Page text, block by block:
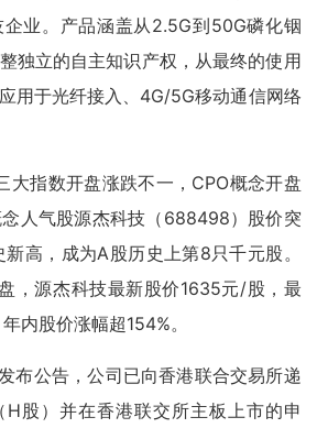
业。产品涵盖从2.5G到50G磷化铟
独立的自主知识产权，从最终的使用
用于光纤接入、4G/5G移动通信网络
大指数开盘涨跌不一，CPO概念开盘
人气股源杰科技（688498）股价突
高，成为A股历史上第8只千元股。
，源杰科技最新股价1635元/股，最
内股价涨幅超154%。
布公告，公司已向香港联合交易所递
股）并在香港联交所主板上市的申